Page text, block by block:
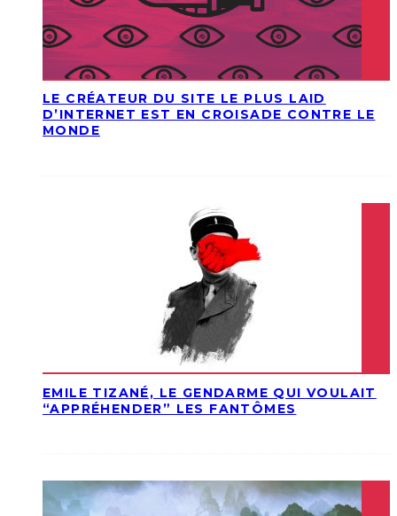
LE CRÉATEUR DU SITE LE PLUS LAID
D’INTERNET EST EN CROISADE CONTRE LE
MONDE
EMILE TIZANÉ, LE GENDARME QUI VOULAIT
“APPRÉHENDER” LES FANTÔMES